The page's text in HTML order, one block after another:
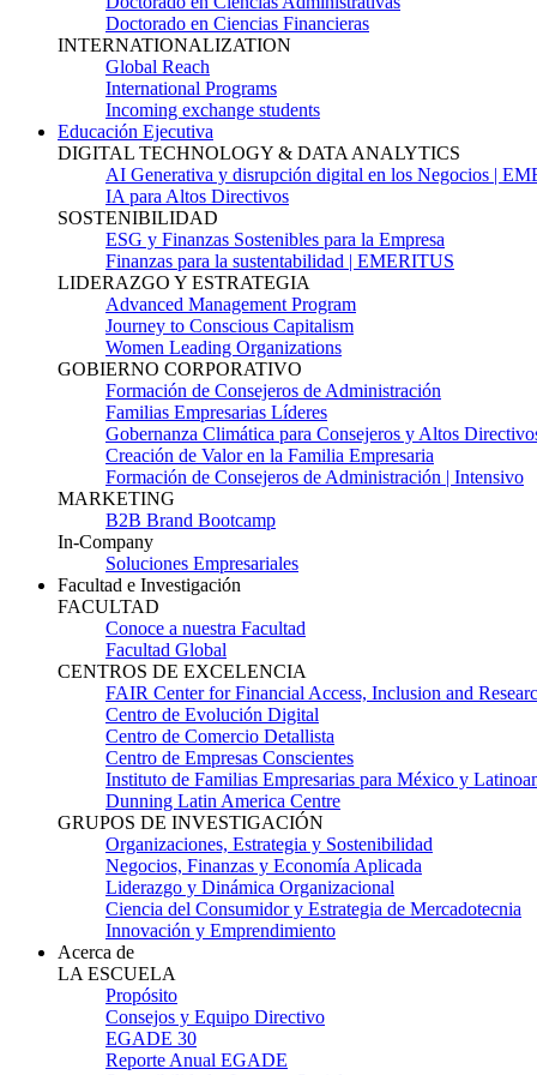
Doctorado en Ciencias Financieras
INTERNATIONALIZATION
Global Reach
International Programs
Incoming exchange students
Educación Ejecutiva
DIGITAL TECHNOLOGY & DATA ANALYTICS
AI Generativa y disrupción digital en los Negocios |
IA para Altos Directivos
SOSTENIBILIDAD
ESG y Finanzas Sostenibles para la Empresa
Finanzas para la sustentabilidad | EMERITUS
LIDERAZGO Y ESTRATEGIA
Advanced Management Program
Journey to Conscious Capitalism
Women Leading Organizations
GOBIERNO CORPORATIVO
Formación de Consejeros de Administración
Familias Empresarias Líderes
Gobernanza Climática para Consejeros y Altos
Creación de Valor en la Familia Empresaria
Formación de Consejeros de Administración | Intensivo
MARKETING
B2B Brand Bootcamp
In-Company
Soluciones Empresariales
Facultad e Investigación
FACULTAD
Conoce a nuestra Facultad
Facultad Global
CENTROS DE EXCELENCIA
FAIR Center for Financial Access, Inclusion and
Centro de Evolución Digital
Centro de Comercio Detallista
Centro de Empresas Conscientes
Instituto de Familias Empresarias para México y
Dunning Latin America Centre
GRUPOS DE INVESTIGACIÓN
Organizaciones, Estrategia y Sostenibilidad
Negocios, Finanzas y Economía Aplicada
Liderazgo y Dinámica Organizacional
Ciencia del Consumidor y Estrategia de Mercadotecnia
Innovación y Emprendimiento
Acerca de
LA ESCUELA
Propósito
Consejos y Equipo Directivo
EGADE 30
Reporte Anual EGADE